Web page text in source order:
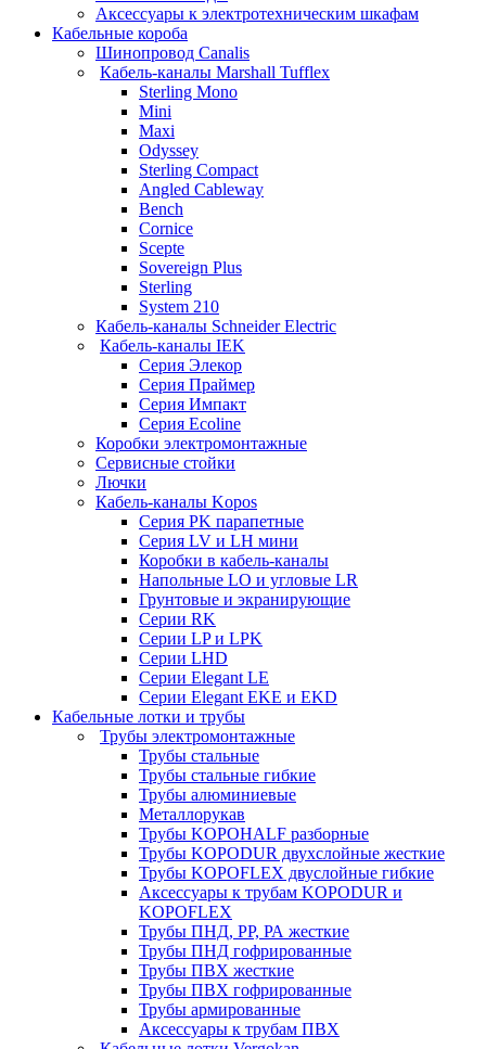
Аксессуары к электротехническим шкафам
Кабельные короба
Шинопровод Canalis
Кабель-каналы Marshall Tufflex
Sterling Mono
Mini
Maxi
Odyssey
Sterling Compact
Angled Cableway
Bench
Cornice
Scepte
Sovereign Plus
Sterling
System 210
Кабель-каналы Schneider Electric
Кабель-каналы IEK
Серия Элекор
Серия Праймер
Серия Импакт
Серия Ecoline
Коробки электромонтажные
Сервисные стойки
Лючки
Кабель-каналы Kopos
Серия PK парапетные
Серия LV и LH мини
Коробки в кабель-каналы
Напольные LO и угловые LR
Грунтовые и экранирующие
Серии RK
Серии LP и LPK
Серии LHD
Серии Elegant LE
Серии Elegant EKE и EKD
Кабельные лотки и трубы
Трубы электромонтажные
Трубы стальные
Трубы стальные гибкие
Трубы алюминиевые
Металлорукав
Трубы KOPOHALF разборные
Трубы KOPODUR двухслойные жесткие
Трубы KOPOFLEX двуслойные гибкие
Аксессуары к трубам KOPODUR и
KOPOFLEX
Трубы ПНД, РР, РА жесткие
Трубы ПНД гофрированные
Трубы ПВХ жесткие
Трубы ПВХ гофрированные
Трубы армированные
Аксессуары к трубам ПВХ